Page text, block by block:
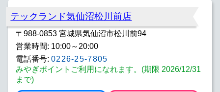
テックランド気仙沼松川前店
〒988-0853 宮城県気仙沼市松川前94
営業時間: 10:00～20:00
電話番号: 0226-25-7805
みやぎポイントご利用になれます。(期限 2026/12/31
まで)